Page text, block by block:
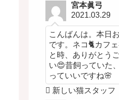
宮本眞弓
2021.03.29
こんばんは。本日
です。ネコ🐈カフ
と時、ありがとう
い😍昔飼っていた
っていいですね🌸
新しい猫スタッフ